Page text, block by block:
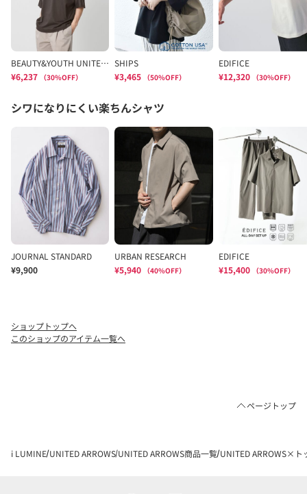
ショップトップへ
このショップのアイテム一覧へ
ページトップ
i LUMINE UNITED ARROWS UNITED ARROWS商品一覧 UNITED ARROWS×ト